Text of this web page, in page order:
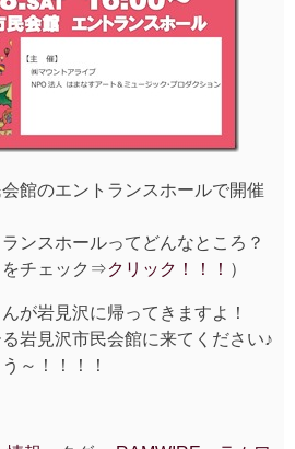
館のエントランスホールで開催
ンスホールってどんなところ？
をチェック⇒クリック！！！ ）
が岩見沢に帰ってきますよ！
岩見沢市民会館に来てください♪
～！！！！